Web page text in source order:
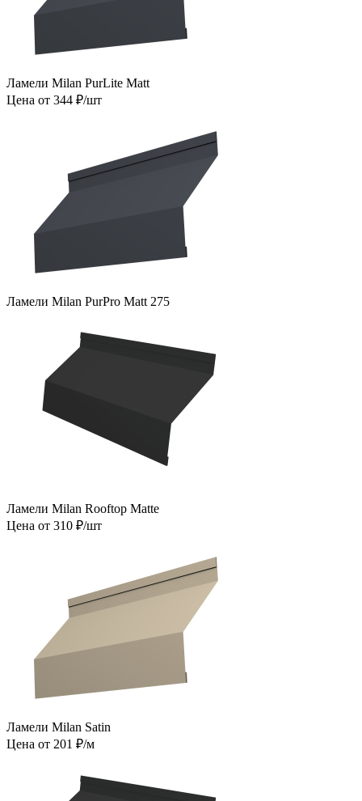
Ламели Milan PurLite Matt
Цена от 344 ₽/шт
Ламели Milan PurPro Matt 275
Ламели Milan Rooftop Matte
Цена от 310 ₽/шт
Ламели Milan Satin
Цена от 201 ₽/м